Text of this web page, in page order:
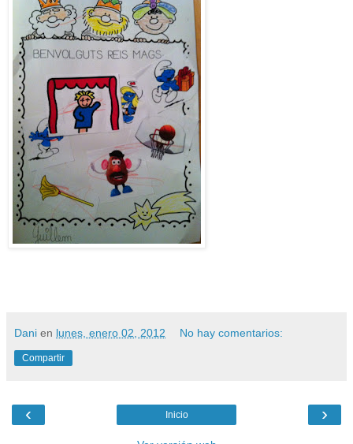
Dani en lunes, enero 02, 2012 No hay comentarios:
Compartir
‹ ›
Inicio